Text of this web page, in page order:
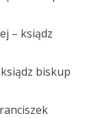
– ksiądz
biskup